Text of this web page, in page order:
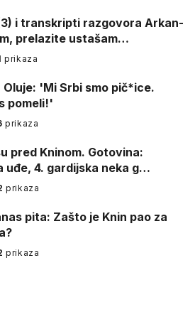
i transkripti razgovora Arkan-
prelazite ustašam…
prikaza
Oluje: 'Mi Srbi smo pič*ice.
pomeli!'
prikaza
uđe, 4. gardijska neka g…
prikaza
pita: Zašto je Knin pao za
prikaza